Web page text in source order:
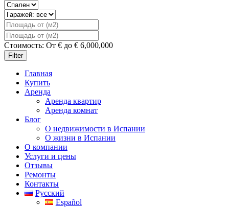
Стоимость: От € до € 6,000,000
Filter
Главная
Купить
Аренда
Аренда квартир
Аренда комнат
Блог
О недвижимости в Испании
О жизни в Испании
О компании
Услуги и цены
Отзывы
Ремонты
Контакты
Русский
Español